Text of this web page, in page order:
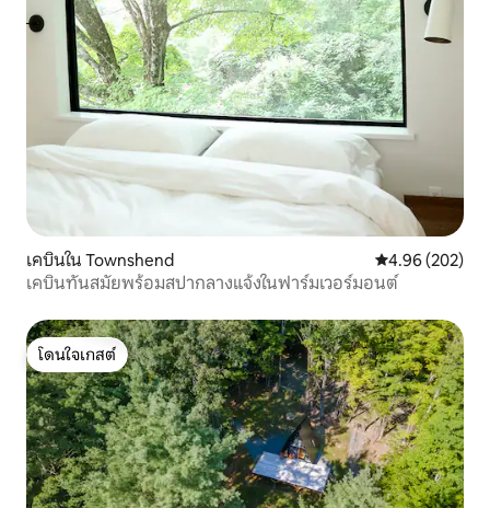
เคบินใน Townshend คะแนนเฉลี่ย
4.96 (202)
เคบินทันสมัยพร้อมสปากลางแจ้งในฟาร์มเวอร์มอนต์
โดนใจเกสต์
โดนใจเกสต์